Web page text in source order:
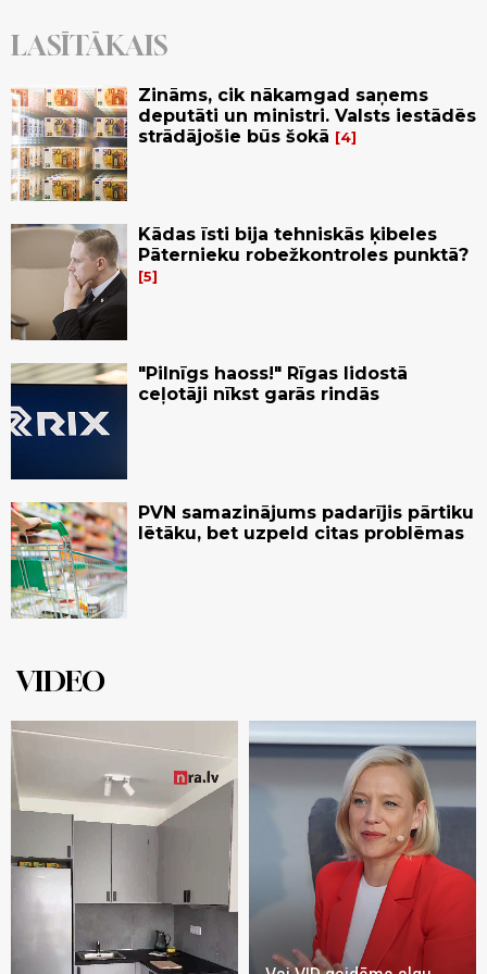
LASĪTĀKAIS
Zināms, cik nākamgad saņems
deputāti un ministri. Valsts iestādēs
strādājošie būs šokā
4
Kādas īsti bija tehniskās ķibeles
Pāternieku robežkontroles punktā?
5
"Pilnīgs haoss!" Rīgas lidostā
ceļotāji nīkst garās rindās
PVN samazinājums padarījis pārtiku
lētāku, bet uzpeld citas problēmas
VIDEO